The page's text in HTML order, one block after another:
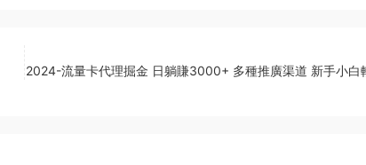
2024-流量卡代理掘金 日躺賺3000+ 多種推廣渠道 新手小白